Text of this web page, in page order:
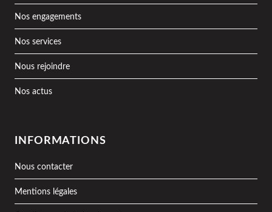
Nos engagements
Nos services
Nous rejoindre
Nos actus
INFORMATIONS
Nous contacter
Mentions légales